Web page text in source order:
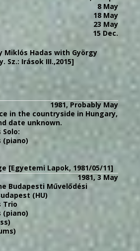
8 May
18 May
23 May
15 Dec.
Miklós Hadas with György
Sz.: Irások III.,2015]
1981, Probably May
in the countryside in Hungary,
date unknown.
Solo:
(piano)
[Egyetemi Lapok, 1981/05/11]
1981, 3 May
Budapesti Művelődési
(HU)
Trio
(piano)